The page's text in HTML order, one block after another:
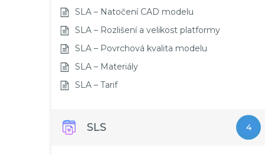
SLA – Natočení CAD modelu
SLA – Rozlišení a velikost platformy
SLA – Povrchová kvalita modelu
SLA – Materiály
SLA – Tarif
SLS 4